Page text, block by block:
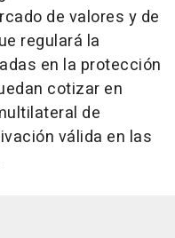
de valores y de
regulará la
en la protección
cotizar en
de
válida en las